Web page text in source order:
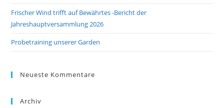
Frischer Wind trifft auf Bewährtes -Bericht der
Jahreshauptversammlung 2026
Probetraining unserer Garden
Neueste Kommentare
Archiv